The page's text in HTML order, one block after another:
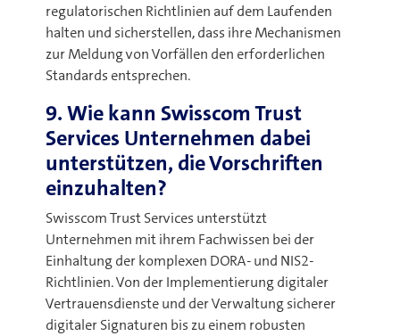
regulatorischen Richtlinien auf dem Laufenden
halten und sicherstellen, dass ihre Mechanismen
zur Meldung von Vorfällen den erforderlichen
Standards entsprechen.
9. Wie kann Swisscom Trust
Services Unternehmen dabei
unterstützen, die Vorschriften
einzuhalten?
Swisscom Trust Services unterstützt
Unternehmen mit ihrem Fachwissen bei der
Einhaltung der komplexen DORA- und NIS2-
Richtlinien. Von der Implementierung digitaler
Vertrauensdienste und der Verwaltung sicherer
digitaler Signaturen bis zu einem robusten